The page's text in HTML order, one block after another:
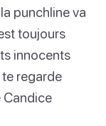
punchline va
toujours
innocents
regarde
Candice